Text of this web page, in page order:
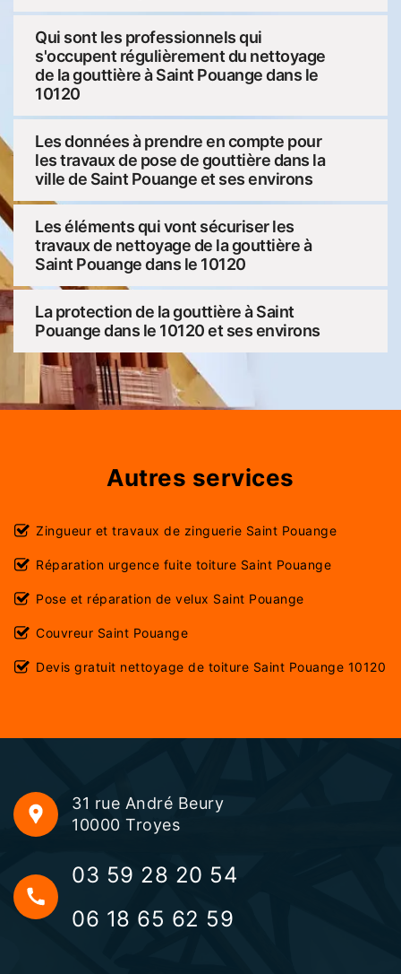
Qui sont les professionnels qui
s'occupent régulièrement du nettoyage
de la gouttière à Saint Pouange dans le
10120
Les données à prendre en compte pour
les travaux de pose de gouttière dans la
ville de Saint Pouange et ses environs
Les éléments qui vont sécuriser les
travaux de nettoyage de la gouttière à
Saint Pouange dans le 10120
La protection de la gouttière à Saint
Pouange dans le 10120 et ses environs
Autres services
Zingueur et travaux de zinguerie Saint Pouange
Réparation urgence fuite toiture Saint Pouange
Pose et réparation de velux Saint Pouange
Couvreur Saint Pouange
Devis gratuit nettoyage de toiture Saint Pouange 10120
31 rue André Beury
10000 Troyes
03 59 28 20 54
06 18 65 62 59